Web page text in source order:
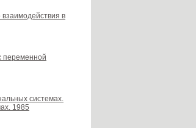
в
переменной
системах.
1985